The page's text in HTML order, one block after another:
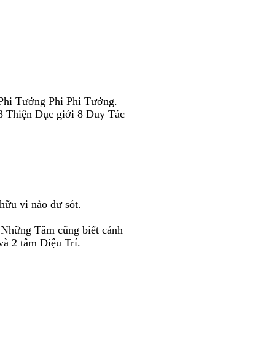
Tưởng Phi Phi Tưởng.
Thiện Dục giới 8 Duy Tác
vi nào dư sót.
Tâm cũng biết cảnh
2 tâm Diệu Trí.